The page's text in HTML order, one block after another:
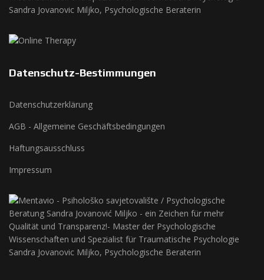
Datenschutz-Bestimmungen
Datenschutzerklärung
AGB - Allgemeine Geschäftsbedingungen
Haftungsausschluss
Impressum